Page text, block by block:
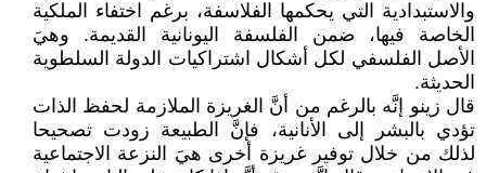
والاستبدادية التي يحكمها الفلاسفة، برغم اختفاء الملكية
الخاصة فيها، ضمن الفلسفة اليونانية القديمة. وهيَ
الأصل الفلسفي لكل أشكال اشتراكيات الدولة السلطوية
الحديثة.
قال زينو إنَّه بالرغم من أنَّ الغريزة الملازمة لحفظ الذات
تؤدي بالبشر إلى الأنانية، فإنَّ الطبيعة زودت تصحيحا
لذلك من خلال توفير غريزة أخرى هيَ النزعة الاجتماعية